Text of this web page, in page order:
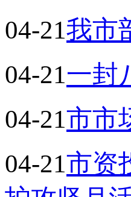
04-21我市
04-21一封
04-21市市
04-21市资